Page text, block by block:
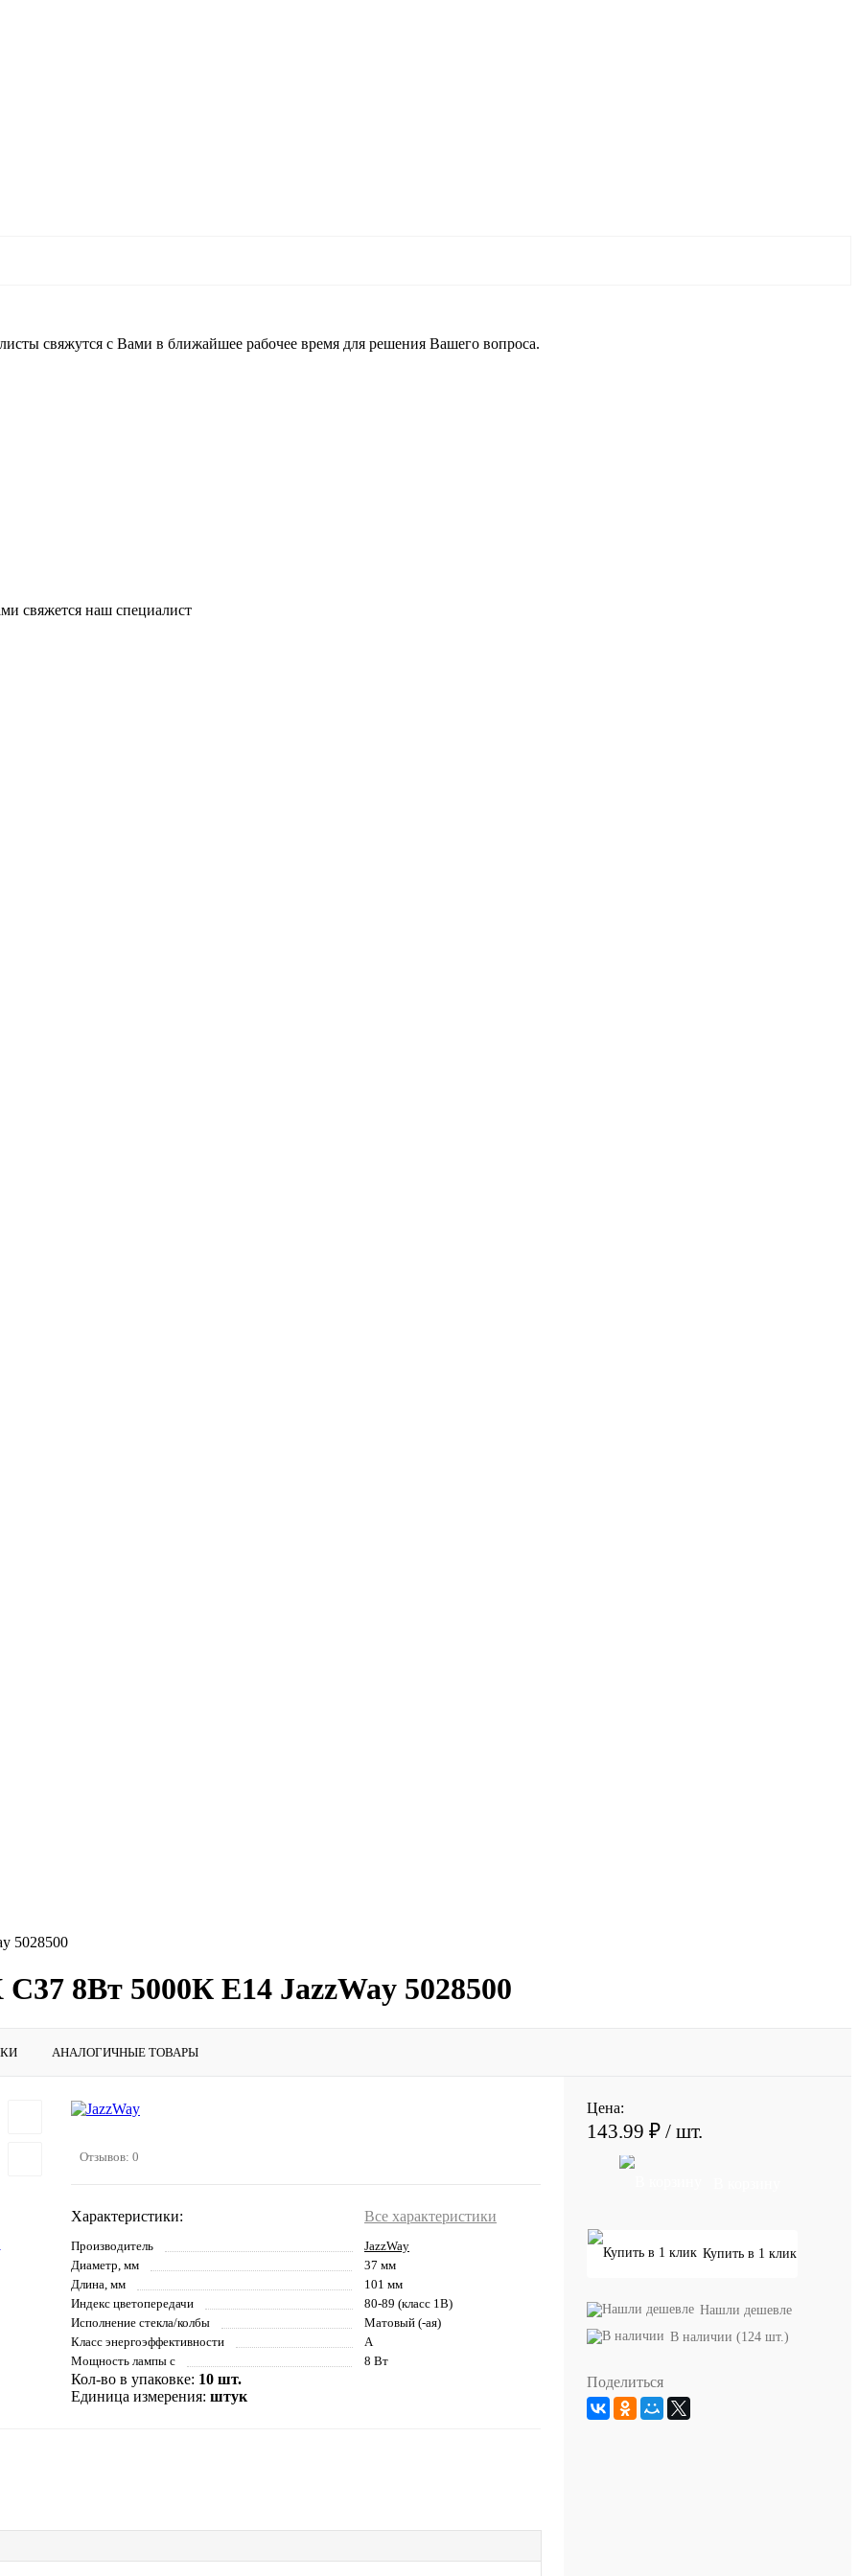
свяжутся с Вами в ближайшее рабочее время для решения Вашего вопроса.
свяжется наш специалист
5028500
8Вт 5000К E14 JazzWay 5028500
АНАЛОГИЧНЫЕ ТОВАРЫ
Отзывов: 0
Характеристики: Все характеристики
Производитель
JazzWay
Диаметр, мм
37 мм
Длина, мм
101 мм
Индекс цветопередачи
80-89 (класс 1В)
Исполнение стекла/колбы
Матовый (-ая)
Класс энергоэффективности
A
Мощность лампы с
8 Вт
Кол-во в упаковке: 10 шт.
Единица измерения: штук
Цена:
143.99 ₽ / шт.
Купить в 1 клик
Нашли дешевле
В наличии (124 шт.)
Поделиться